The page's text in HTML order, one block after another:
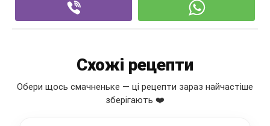
Схожі рецепти
Обери щось смачненьке — ці рецепти зараз найчастіше
зберігають ❤️